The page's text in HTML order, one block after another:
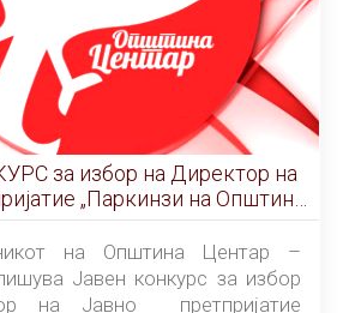
на
на Општина
на Општина Центар –
Јавен конкурс за избор
на Јавно претпријатие